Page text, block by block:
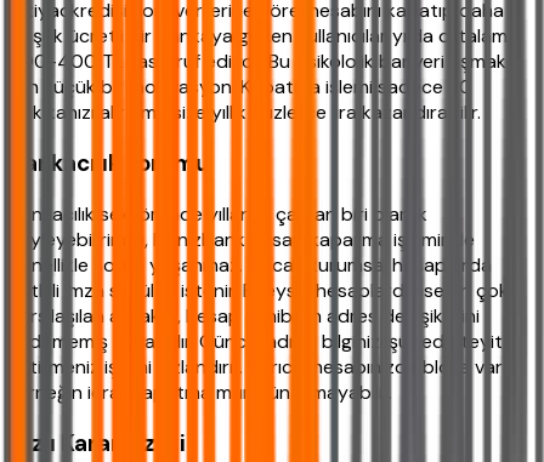
İhtiyackredisi.com verilerine göre, hesabını kapatıp daha
düşük ücretli bir bankaya geçen kullanıcılar yılda ortalama
200-400 TL tasarruf ediyor. Bu psikolojik bariyeri aşmak
için küçük bir motivasyon: Kapatma işlemi sadece 20
dakikanızı alır ama size yıllık yüzlerce lira kazandırabilir.
Bankacılık Yorumu
Bankacılık sektöründe yıllardır çalışan biri olarak
söyleyebilirim ki, Denizbank hesap kapatma işleminde
genellikle sorun yaşanmaz. Ancak kurumsal hesaplarda
yetkili imza sirküleri istenir. Bireysel hesaplarda ise en çok
karşılaşılan aksaklık, hesap sahibinin adres değişikliğini
bildirmemiş olmasıdır. Güncel adres bilginizi şubede teyit
ettirmeniz işlemi hızlandırır. Ayrıca, hesabınızda bloke varsa
(örneğin icra) kapatma mümkün olmayabilir.
Hızlı Karar Özeti